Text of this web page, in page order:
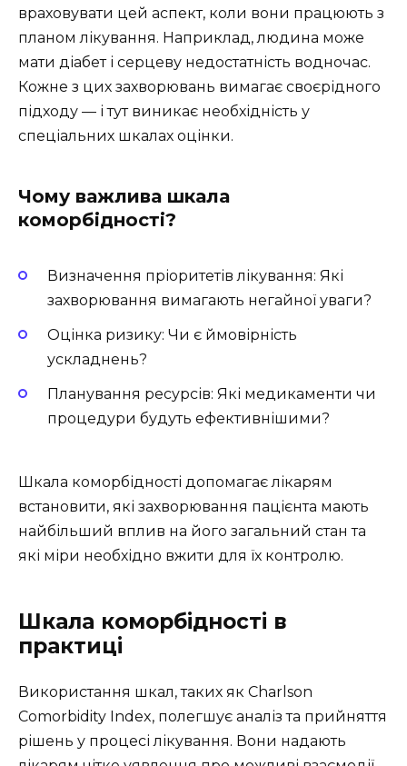
враховувати цей аспект, коли вони працюють з
планом лікування. Наприклад, людина може
мати діабет і серцеву недостатність водночас.
Кожне з цих захворювань вимагає своєрідного
підходу — і тут виникає необхідність у
спеціальних шкалах оцінки.
Чому важлива шкала
коморбідності?
Визначення пріоритетів лікування: Які
захворювання вимагають негайної уваги?
Оцінка ризику: Чи є ймовірність
ускладнень?
Планування ресурсів: Які медикаменти чи
процедури будуть ефективнішими?
Шкала коморбідності допомагає лікарям
встановити, які захворювання пацієнта мають
найбільший вплив на його загальний стан та
які міри необхідно вжити для їх контролю.
Шкала коморбідності в
практиці
Використання шкал, таких як Charlson
Comorbidity Index, полегшує аналіз та прийняття
рішень у процесі лікування. Вони надають